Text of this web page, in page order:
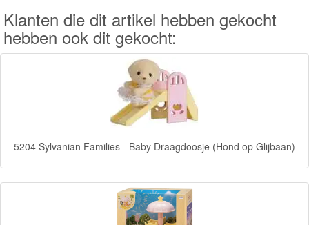
Shimmer
&
Shine
Masks
Super
Klanten die dit artikel hebben gekocht
hebben ook dit gekocht:
5204 Sylvanian Families - Baby Draagdoosje (Hond op Glijbaan)